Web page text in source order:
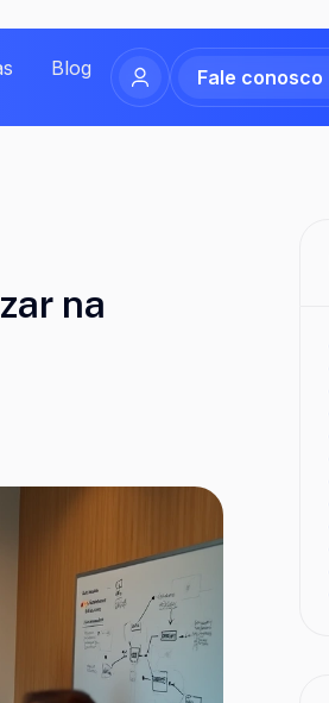
Blog Fale conosco
na